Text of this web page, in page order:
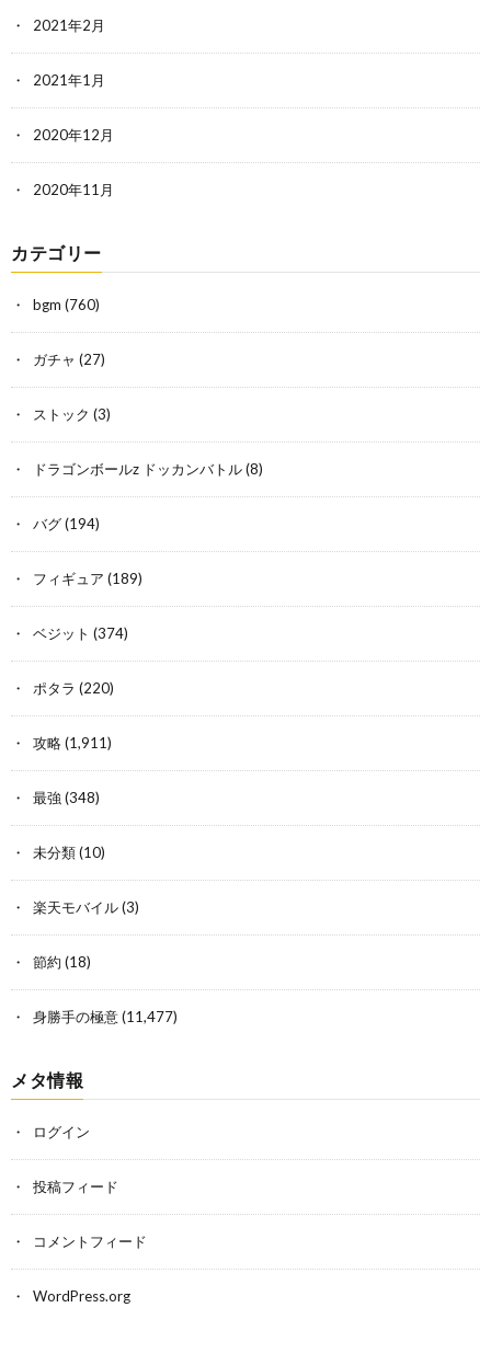
2021年2月
2021年1月
2020年12月
2020年11月
カテゴリー
bgm (760)
ガチャ (27)
ストック (3)
ドラゴンボールz ドッカンバトル(8)
バグ(194)
フィギュア (189)
ベジット (374)
ポタラ (220)
攻略(1,911)
最強 (348)
未分類(10)
楽天モバイル(3)
節約 (18)
身勝手の極意(11,477)
メタ情報
ログイン
投稿フィード
コメントフィード
WordPress.org